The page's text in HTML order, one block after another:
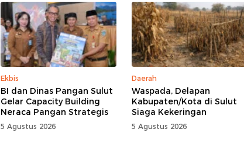
Ekbis
BI dan Dinas Pangan Sulut
Gelar Capacity Building
Neraca Pangan Strategis
5 Agustus 2026
Daerah
Waspada, Delapan
Kabupaten/Kota di Sulut
Siaga Kekeringan
5 Agustus 2026